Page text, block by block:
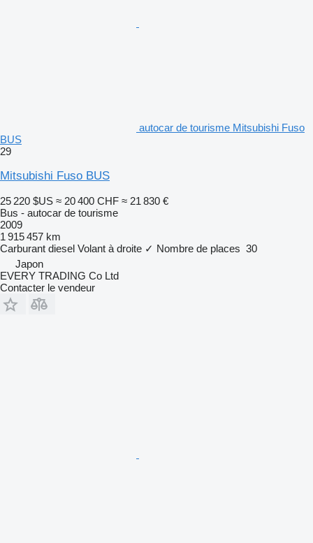
autocar de tourisme Mitsubishi Fuso
BUS
29
Mitsubishi Fuso BUS
25 220 $US ≈ 20 400 CHF ≈ 21 830 €
Bus - autocar de tourisme
2009
1 915 457 km
Carburant diesel Volant à droite ✓ Nombre de places 30
Japon
EVERY TRADING Co Ltd
Contacter le vendeur